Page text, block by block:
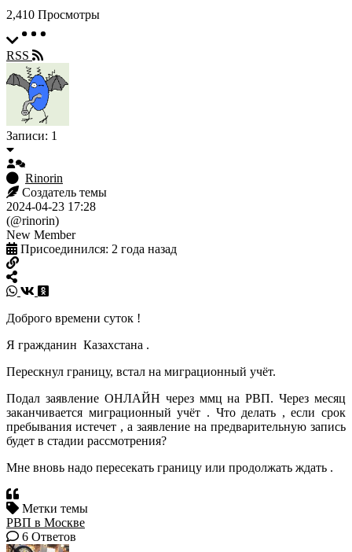
2,410 Просмотры
RSS
Записи: 1
Rinorin
Создатель темы
2024-04-23 17:28
(@rinorin)
New Member
Присоединился: 2 года назад
Доброго времени суток !
Я гражданин Казахстана .
Перескнул границу, встал на миграционный учёт.
Подал заявление ОНЛАЙН через ммц на РВП. Через месяц
заканчивается миграционный учёт . Что делать , если срок
пребывания истечет , а заявление на предварительную запись
будет в стадии рассмотрения?
Мне вновь надо пересекать границу или продолжать ждать .
Метки темы
РВП в Москве
6 Ответов